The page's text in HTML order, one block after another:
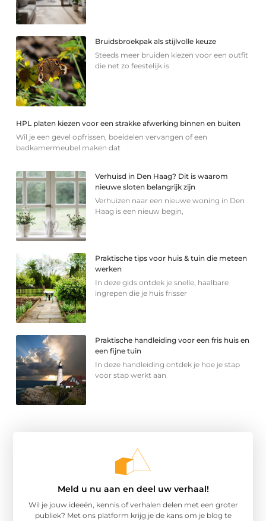
Bruidsbroekpak als stijlvolle keuze
Steeds meer bruiden kiezen voor een outfit
die net zo feestelijk is
HPL platen kiezen voor een strakke afwerking binnen en buiten
Wil je een gevel opfrissen, boeidelen vervangen of een
badkamermeubel maken dat
Verhuisd in Den Haag? Dit is waarom
nieuwe sloten belangrijk zijn
Verhuizen naar een nieuwe woning in Den
Haag is een nieuw begin,
Praktische tips voor huis & tuin die meteen
werken
In deze gids ontdek je snelle, haalbare
ingrepen die je huis frisser
Praktische handleiding voor een fris huis en
een fijne tuin
In deze handleiding ontdek je hoe je stap
voor stap werkt aan
Meld u nu aan en deel uw verhaal!
Wil je jouw ideeën, kennis of verhalen delen met een groter
publiek? Met ons platform krijg je de kans om je blog te